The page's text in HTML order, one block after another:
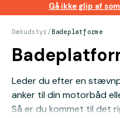
Gå ikke glip af
Dækudstyr/Badeplatforme
Leder du efter en
anker til din motorbåd
Så er du kommet til det